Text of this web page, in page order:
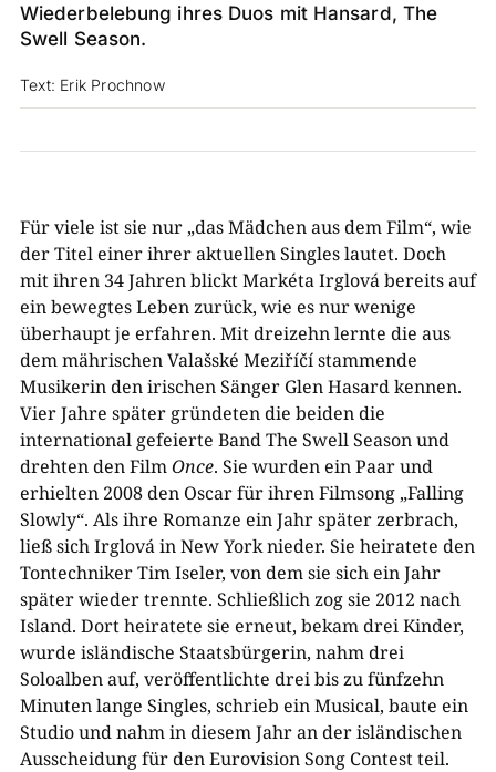
Wiederbelebung ihres Duos mit Hansard, The
Swell Season.
Text: Erik Prochnow
Für viele ist sie nur „das Mädchen aus dem Film“, wie
der Titel einer ihrer aktuellen Singles lautet. Doch
mit ihren 34 Jahren blickt Markéta Irglová bereits auf
ein bewegtes Leben zurück, wie es nur wenige
überhaupt je erfahren. Mit dreizehn lernte die aus
dem mährischen Valašské Meziříčí stammende
Musikerin den irischen Sänger Glen Hasard kennen.
Vier Jahre später gründeten die beiden die
international gefeierte Band The Swell Season und
drehten den FilmOnce. Sie wurden ein Paar und
erhielten 2008 den Oscar für ihren Filmsong „Falling
Slowly“. Als ihre Romanze ein Jahr später zerbrach,
ließ sich Irglová in New York nieder. Sie heiratete den
Tontechniker Tim Iseler, von dem sie sich ein Jahr
später wieder trennte. Schließlich zog sie 2012 nach
Island. Dort heiratete sie erneut, bekam drei Kinder,
wurde isländische Staatsbürgerin, nahm drei
Soloalben auf, veröffentlichte drei bis zu fünfzehn
Minuten lange Singles, schrieb ein Musical, baute ein
Studio und nahm in diesem Jahr an der isländischen
Ausscheidung für den Eurovision Song Contest teil.